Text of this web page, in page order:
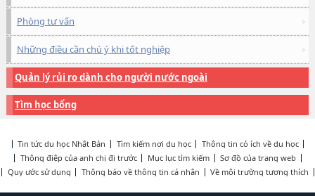
Phòng tư vấn
Những điều cần chú ý khi tốt nghiệp
Quản lý rủi ro dành cho người nước ngoài
Tìm học bổng
Tin tức du học Nhật Bản Tìm kiếm nơi du học
Thông tin có ích về du học
Thông điệp của anh chị đi trước
Mục lục tìm kiếm
Sơ đồ của trang web
Quy ước sử dụng
Thông báo về thông tin cá nhân Về môi trường tương thích